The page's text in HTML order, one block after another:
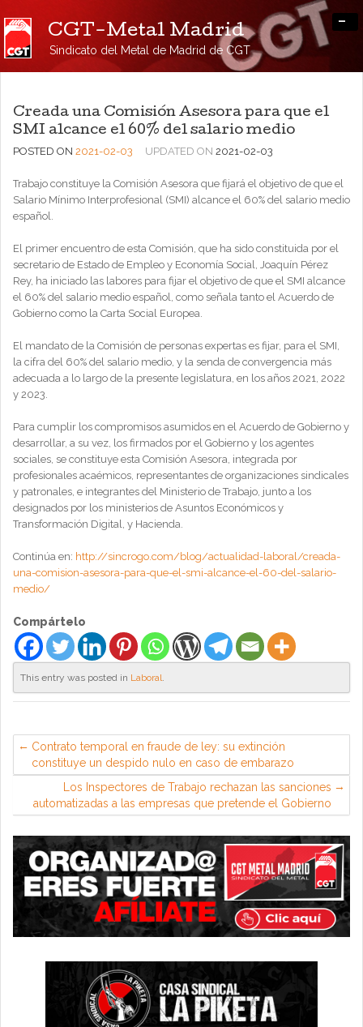
CGT-Metal Madrid
Sindicato del Metal de Madrid de CGT
-
Creada una Comisión Asesora para que el
SMI alcance el 60% del salario medio
POSTED ON 2021-02-03 UPDATED ON 2021-02-03
Trabajo constituye la Comisión Asesora que fijará el objetivo de que el
Salario Mínimo Interprofesional (SMI) alcance el 60% del salario medio
español.
El primer encuentro de esta Comisión, que ha sido constituida por el
secretario de Estado de Empleo y Economía Social, Joaquín Pérez
Rey, ha iniciado las labores para fijar el objetivo de que el SMI alcance
el 60% del salario medio español, como señala tanto el Acuerdo de
Gobierno como la Carta Social Europea.
El mandato de la Comisión de personas expertas es fijar, para el SMI,
la cifra del 60% del salario medio, y la senda de convergencia más
adecuada a lo largo de la presente legislatura, en los años 2021, 2022
y 2023.
Para cumplir los compromisos asumidos en el Acuerdo de Gobierno y
desarrollar, a su vez, los firmados por el Gobierno y los agentes
sociales, se constituye esta Comisión Asesora, integrada por
profesionales acaémicos, representantes de organizaciones sindicales
y patronales, e integrantes del Ministerio de Trabajo, junto a los
designados por los ministerios de Asuntos Económicos y
Transformación Digital, y Hacienda.
Continúa en: http://sincrogo.com/blog/actualidad-laboral/creada-
una-comision-asesora-para-que-el-smi-alcance-el-60-del-salario-
medio/
Compártelo
This entry was posted in Laboral.
Contrato temporal en fraude de ley: su extinción
constituye un despido nulo en caso de embarazo
Los Inspectores de Trabajo rechazan las sanciones
automatizadas a las empresas que pretende el Gobierno